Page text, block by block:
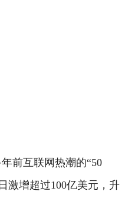
前互联网热潮的“50
激增超过100亿美元，升